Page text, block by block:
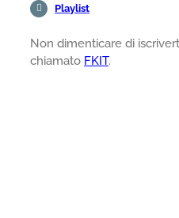
Playlist
Non dimenticare di
chiamato FKIT.